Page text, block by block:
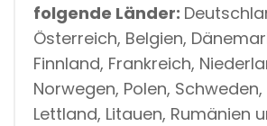
folgende Länder:
Österreich, Belgien,
Finnland, Frankreich,
Norwegen, Polen, Schweden,
Lettland, Litauen, Rumänien